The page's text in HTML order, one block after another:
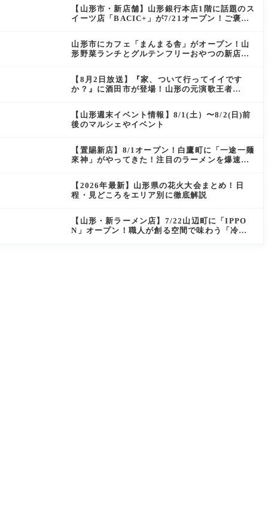
【山形市・新店舗】山形銀行本店1階に話題のス
イーツ店「BACIC+」が7/21オープン！ご褒美
山形市にカフェ「まんまる舎」がオープン！山
形野菜ランチとグルテンフリーおやつの新店情
【8月2日放送】『家、ついて行ってイイです
か？』に酒田市が登場！山形の元演歌王者
【山形週末イベント情報】8/1(土）〜8/2(日)前
後のマルシェやイベント
【置賜新店】8/1オープン！白鷹町に「一途一麺
來神」がやってきた！注目のラーメンを爆速実
【2026年最新】山形県の花火大会まとめ！日
程・見どころをエリア別に徹底解説
【山形・新ラーメン店】7/22山辺町に「IPPO
N」オープン！職人が創る空間で味わう「冷た